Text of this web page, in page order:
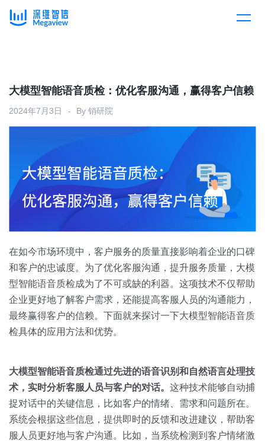
产品总览
产品集成
下载客户端
解决方案
按行业
消费医疗
汽车
房地产
金融
按角色
销售人员
销售管理
按业务场景
客户案例
开放平台
定价
资源中心
资源中心
全部
白皮书
关于我们
预约演示
大模型智能语音质检：优化客服沟通，赢得客户信赖
2024年7月3日 By 销研院
在如今市场环境中，客户服务的质量直接影响着企业的口碑
和客户的忠诚度。为了优化客服沟通，提升服务质量，大模
型智能语音质检成为了不可或缺的利器。这项技术不仅帮助
企业更好地了解客户需求，还能提高客服人员的沟通能力，
最终赢得客户的信赖。下面就来探讨一下大模型智能语音质
检具体的应用方法和优势。
大模型智能语音质检通过先进的语音识别和 自然语言处理技
术，实时分析客服人员与客户的对话。 这种技术能够自动捕
捉对话中的关键信息，比如客户的情绪、需求和问题所在。
系统会根据这些信息，提供即时的反馈和改进建议，帮助客
服人员更好地与客户沟通。比如，当系统检测到客户情绪激